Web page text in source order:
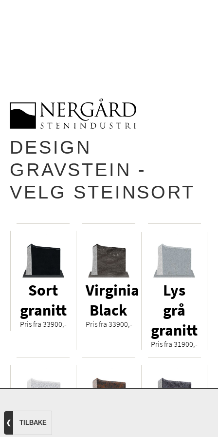
DESIGN
GRAVSTEIN -
VELG STEINSORT
Sort
granitt
Pris fra 33900,-
Virginia
Black
Pris fra 33900,-
Lys
grå
granitt
Pris fra 31900,-
Hvit
❮ TILBAKE